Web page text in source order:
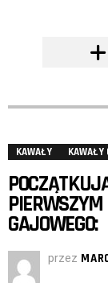
KAWAŁY KAWAŁY
GAJOWEGO:
przez